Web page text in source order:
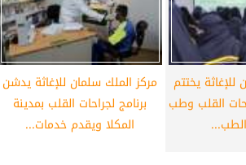
يختتم
القلب وطب
مركز الملك سلمان للإغاثة يدشن
برنامج لجراحات القلب بمدينة
المكلا ويقدم خدمات...